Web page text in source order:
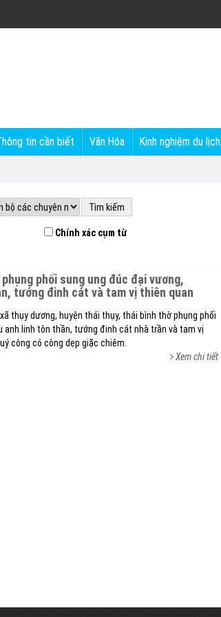
tin cần biết Văn Hóa Kinh nghiệm du lịch
Chính xác cụm từ
phối sung ung đúc đại vương,
tướng đinh cát và tam vị thiên quan
thụy dương, huyện thái thụy, thái bình thờ phụng phối
anh linh tôn thần, tướng đinh cát nhà trần và tam vị
công có công dẹp giặc chiêm.
Xem chi tiết